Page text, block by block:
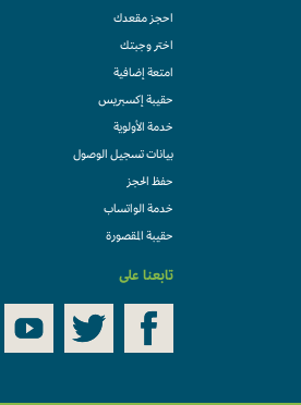
احجز مقعدك
اختر وجبتك
امتعة إضافية
حقيبة إكسبريس
خدمة الأولوية
بيانات تسجيل الوصول
حفظ الحجز
خدمة الواتساب
حقيبة المقصورة
تابعنا على